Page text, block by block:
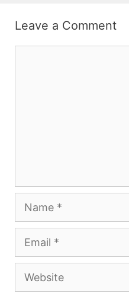
Leave a Comment
Name
Email
Website